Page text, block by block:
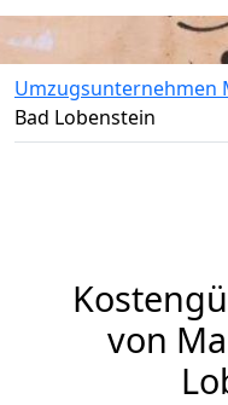
Umzugsunternehmen
Bad Lobenstein
von